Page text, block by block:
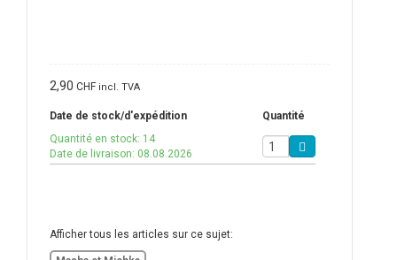
2,90 CHF incl. TVA
Date de stock/d'expédition
Quantité
Quantité en stock: 14
Date de livraison: 08.08.2026
Afficher tous les articles sur ce sujet: